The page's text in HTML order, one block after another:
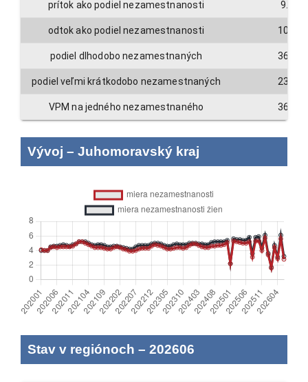
prítok ako podiel nezamestnanosti 9.4
odtok ako podiel nezamestnanosti 10.6
podiel dlhodobo nezamestnaných 36.6
podiel veľmi krátkodobo nezamestnaných 23.3
VPM na jedného nezamestnaného 36.4
Vývoj – Juhomoravský kraj
Stav v regiónoch – 202606